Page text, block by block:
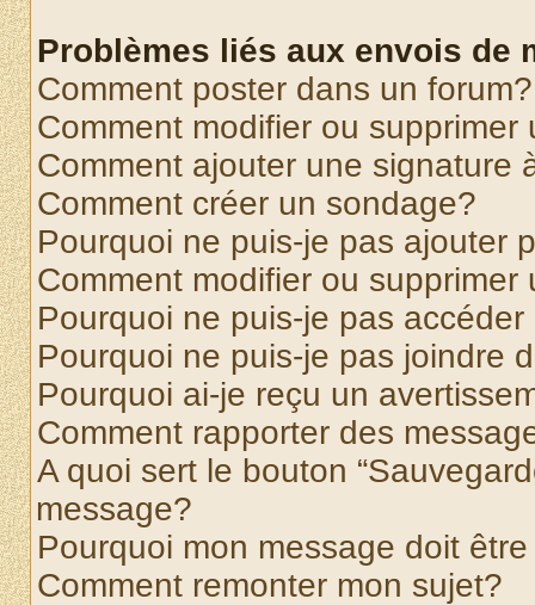
Problèmes liés aux envois de
Comment poster dans un forum?
Comment modifier ou supprimer
Comment ajouter une signature
Comment créer un sondage?
Pourquoi ne puis-je pas ajouter
Comment modifier ou supprimer
Pourquoi ne puis-je pas
Pourquoi ne puis-je pas joindre
Pourquoi ai-je reçu un
Comment rapporter des
A quoi sert le bouton
message?
Pourquoi mon message doit
Comment remonter mon sujet?